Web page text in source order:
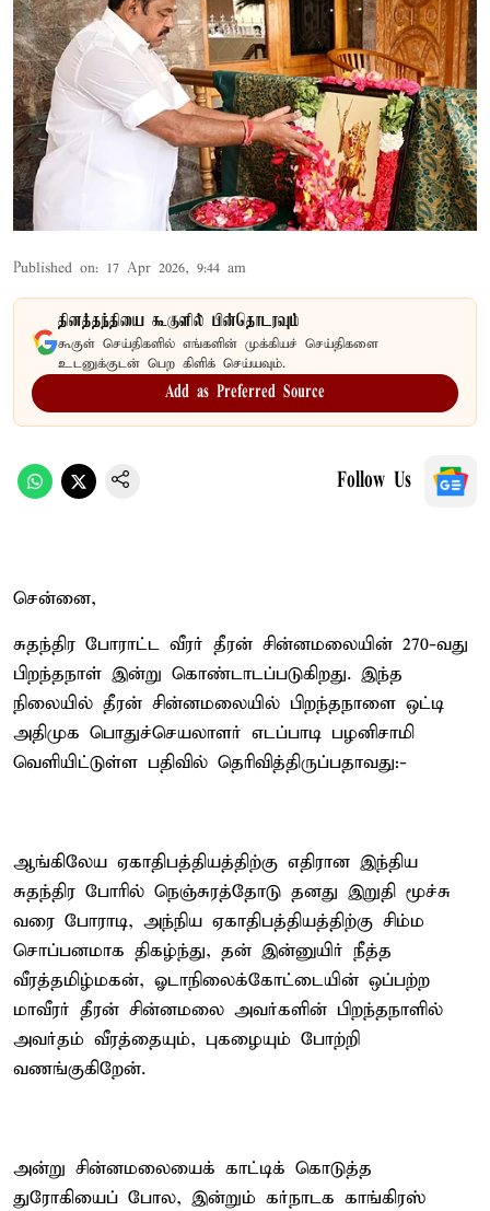
Published on: 17 Apr 2026, 9:44 am
தினத்தந்தியை கூகுளில் பின்தொடரவும்
கூகுள் செய்திகளில் எங்களின் முக்கியச் செய்திகளை
உடனுக்குடன் பெற கிளிக் செய்யவும்.
Add as Preferred Source
Follow Us
சென்னை,
சுதந்திர போராட்ட வீரர் தீரன் சின்னமலையின் 270-வது
பிறந்தநாள் இன்று கொண்டாடப்படுகிறது. இந்த
நிலையில் தீரன் சின்னமலையில் பிறந்தநாளை ஒட்டி
அதிமுக பொதுச்செயலாளர் எடப்பாடி பழனிசாமி
வெளியிட்டுள்ள பதிவில் தெரிவித்திருப்பதாவது:-
ஆங்கிலேய ஏகாதிபத்தியத்திற்கு எதிரான இந்திய
சுதந்திர போரில் நெஞ்சுரத்தோடு தனது இறுதி மூச்சு
வரை போராடி, அந்நிய ஏகாதிபத்தியத்திற்கு சிம்ம
சொப்பனமாக திகழ்ந்து, தன் இன்னுயிர் நீத்த
வீரத்தமிழ்மகன், ஓடாநிலைக்கோட்டையின் ஒப்பற்ற
மாவீரர் தீரன் சின்னமலை அவர்களின் பிறந்தநாளில்
அவர்தம் வீரத்தையும், புகழையும் போற்றி
வணங்குகிறேன்.
அன்று சின்னமலையைக் காட்டிக் கொடுத்த
துரோகியைப் போல, இன்றும் கர்நாடக காங்கிரஸ்